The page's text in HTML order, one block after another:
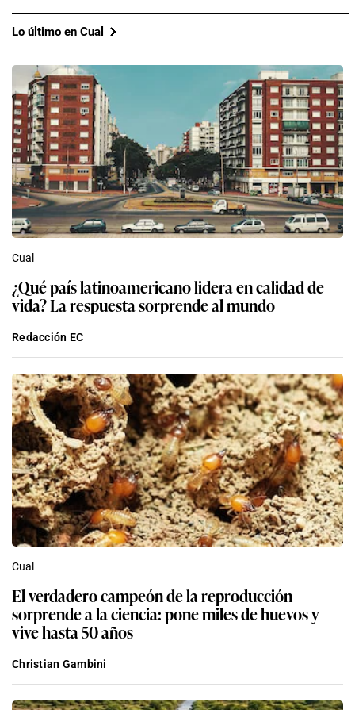
Lo último en Cual
Cual
¿Qué país latinoamericano lidera en calidad de
vida? La respuesta sorprende al mundo
Redacción EC
Cual
El verdadero campeón de la reproducción
sorprende a la ciencia: pone miles de huevos y
vive hasta 50 años
Christian Gambini